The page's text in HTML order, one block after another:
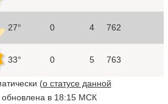
27° 0 4 762
33° 0 5 763
(о статусе данной
в 18:15 МСК